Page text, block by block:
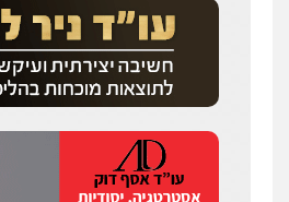
עו"ד שנהב אילון
פלילי פשיעה חמורה
נוער עורכי דין
0549475678
עו"ד אורנת קמרון
פלילי
משפחה